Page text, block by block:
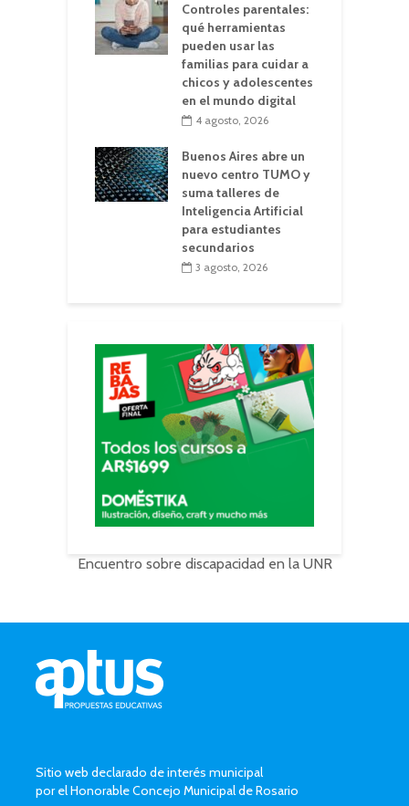
Controles parentales:
qué herramientas
pueden usar las
familias para cuidar a
chicos y adolescentes
en el mundo digital
4 agosto, 2026
Buenos Aires abre un
nuevo centro TUMO y
suma talleres de
Inteligencia Artificial
para estudiantes
secundarios
3 agosto, 2026
Encuentro sobre discapacidad en la UNR
Sitio web declarado de interés municipal
por el Honorable Concejo Municipal de Rosario